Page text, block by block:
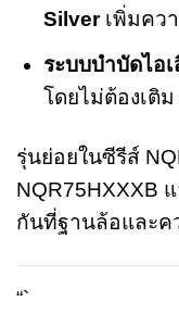
Silverเพิ่มคว
ระบบบำบัดไอ
โดยไม่ต้องเติ
รุ่นย่อยในซีรีส์
NQR75HXXXB
กันที่ฐานล้อและค
“`